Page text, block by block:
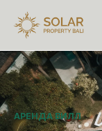
АРЕНДА ВИЛЛ